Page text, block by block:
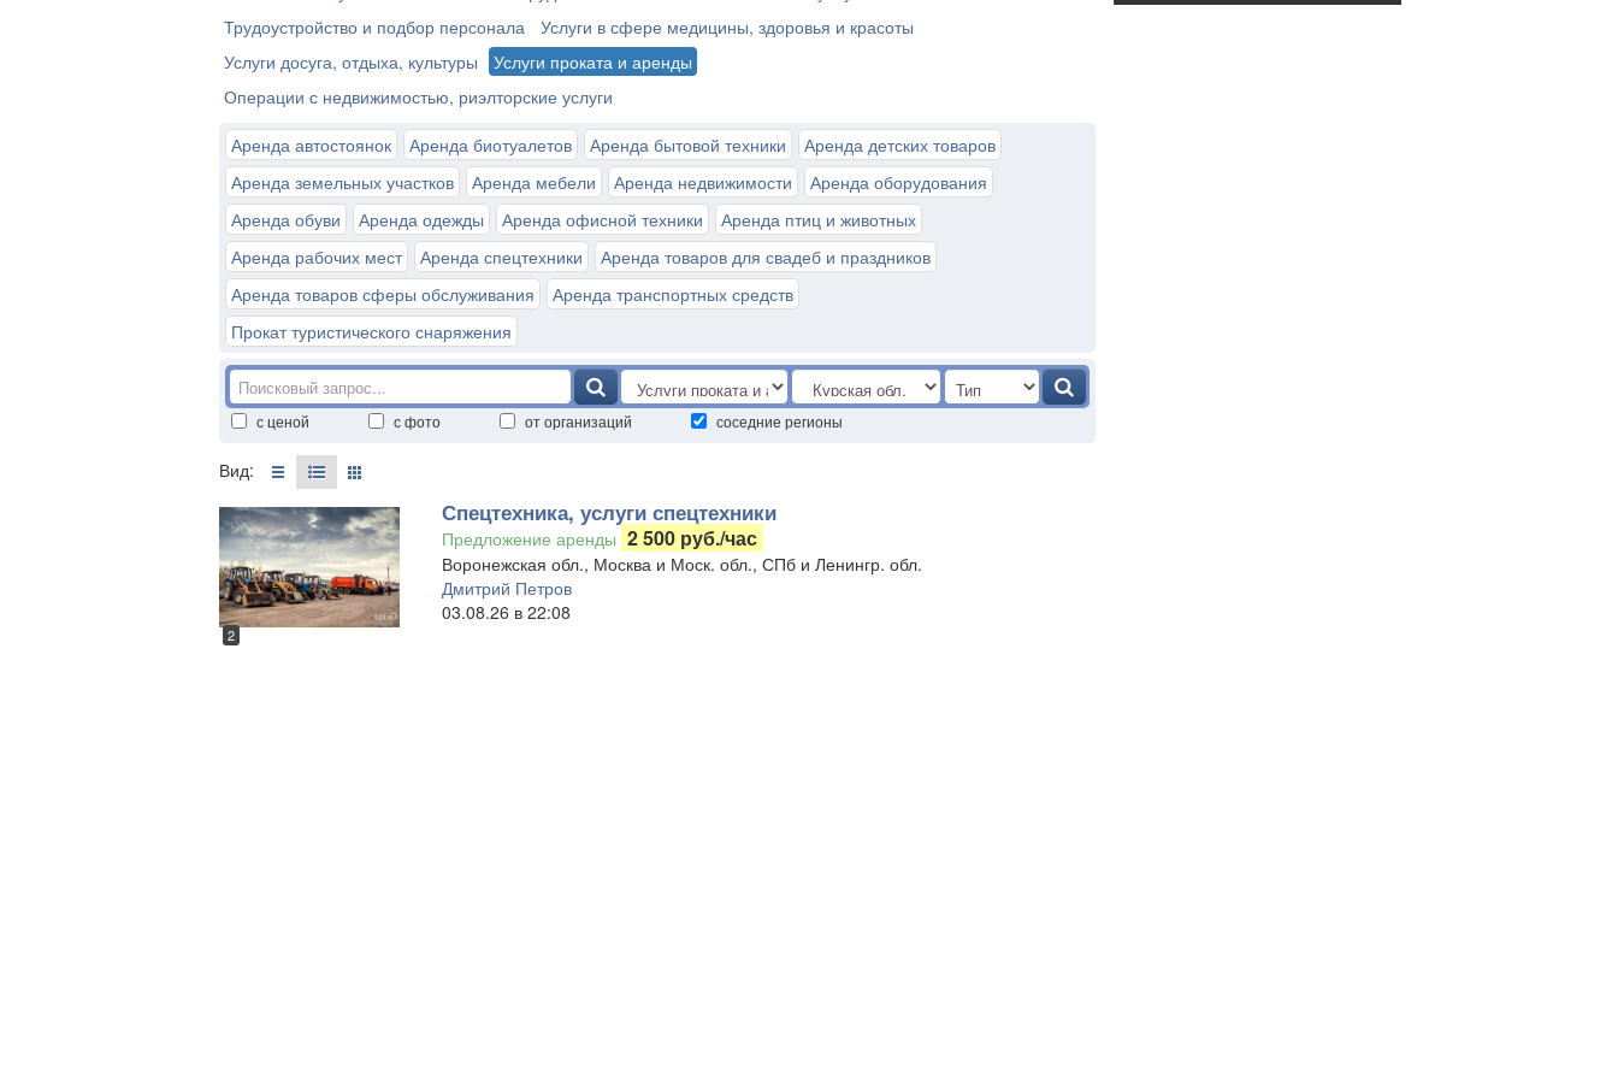
Трудоустройство и подбор персонала
Услуги в сфере медицины, здоровья и красоты
Услуги досуга, отдыха, культуры
Услуги проката и аренды
Операции с недвижимостью, риэлторские услуги
Аренда автостоянок
Аренда биотуалетов Аренда бытовой техники
Аренда детских товаров
Аренда земельных участков
Аренда мебели Аренда недвижимости
Аренда оборудования
Аренда обуви
Аренда одежды Аренда офисной техники
Аренда птиц и животных
Аренда рабочих мест
Аренда спецтехники
Аренда товаров для свадеб и праздников
Аренда товаров сферы обслуживания
Аренда транспортных средств
Прокат туристического снаряжения
с ценой с фото от организаций соседние регионы
Вид:
2
Спецтехника, услуги спецтехники
Предложение аренды 2 500 руб./час
Воронежская обл., Москва и Моск. обл., СПб и Ленингр. обл.
Дмитрий Петров
03.08.26 в 22:08